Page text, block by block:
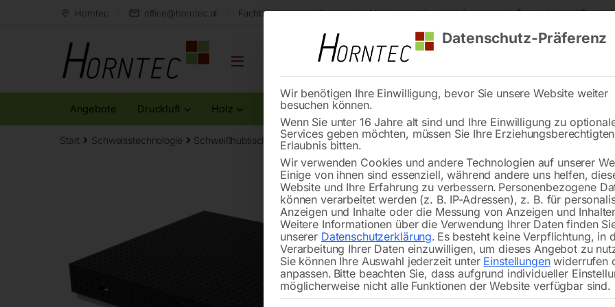
Horntec office@horntec.at Fachberatung aus Kärnten Markenqualität Lieferung nach Österreich und
Angebote Druckluft Holz Metall Reinigung
Start Schweisstechnologie Schweißhubtische Schweiß Hubtisch PLUS 1500×1480 mm 16-50×50
🔍
Schweiß Hubtisch
Datenschutz-Präferenz
Wir benötigen Ihre Einwilligung, bevor Sie unsere Website weiter
besuchen können.
Wenn Sie unter 16 Jahre alt sind und Ihre Einwilligung zu
Services geben möchten, müssen Sie Ihre
Erlaubnis bitten.
Wir verwenden Cookies und andere Technologien auf unserer
Einige von ihnen sind essenziell, während andere uns helfen,
Website und Ihre Erfahrung zu verbessern. Personenbezogene
können verarbeitet werden (z. B. IP-Adressen), z. B. für
Anzeigen und Inhalte oder die Messung von Anzeigen und
Weitere Informationen über die Verwendung Ihrer Daten finden
unserer Datenschutzerklärung. Es besteht keine Verpflichtung, in
Verarbeitung Ihrer Daten einzuwilligen, um dieses Angebot zu
Sie können Ihre Auswahl jederzeit unter Einstellungenwiderrufen
anpassen. Bitte beachten Sie, dass aufgrund individueller
möglicherweise nicht alle Funktionen der Website verfügbar sind.